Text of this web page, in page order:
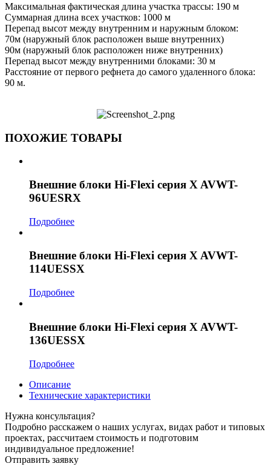
Максимальная фактическая длина участка трассы: 190 м
Суммарная длина всех участков: 1000 м
Перепад высот между внутренним и наружным блоком:
70м (наружный блок расположен выше внутренних)
90м (наружный блок расположен ниже внутренних)
Перепад высот между внутренними блоками: 30 м
Расстояние от первого рефнета до самого удаленного блока:
90 м.
ПОХОЖИЕ ТОВАРЫ
Внешние блоки Hi-Flexi серия X AVWT-
96UESRX
Подробнее
Внешние блоки Hi-Flexi серия X AVWT-
114UESSX
Подробнее
Внешние блоки Hi-Flexi серия X AVWT-
136UESSX
Подробнее
Описание
Технические характеристики
Нужна консультация?
Подробно расскажем о наших услугах, видах работ и типовых
проектах, рассчитаем стоимость и подготовим
индивидуальное предложение!
Отправить заявку